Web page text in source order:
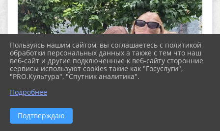
Пользуясь нашим сайтом, вы соглашаетесь с политикой
обработки персональных данных а также с тем что наш
веб-сайт и другие подключенные к веб-сайту сторонние
сервисы используют cookies такие как "Госуслуги",
"PRO.Культура", "Спутник аналитика".
Подробнее
Подтверждаю